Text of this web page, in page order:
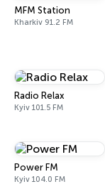
MFM Station
Kharkiv 91.2 FM
Radio Relax
Kyiv 101.5 FM
Power FM
Kyiv 104.0 FM